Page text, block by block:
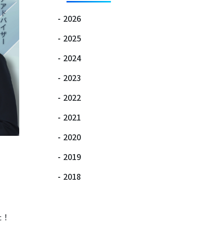
- 2026
- 2025
- 2024
- 2023
- 2022
- 2021
- 2020
- 2019
- 2018